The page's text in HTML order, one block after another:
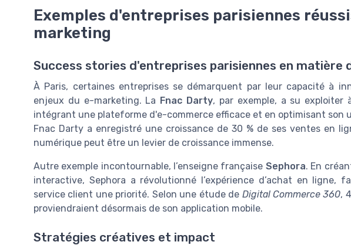
Exemples d'entreprises parisiennes
marketing
Success stories d'entreprises parisiennes en matière
À Paris, certaines entreprises se démarquent par leur capacité à
enjeux du e-marketing. La Fnac Darty, par exemple, a su
intégrant une plateforme d'e-commerce efficace et en optimisant son
Fnac Darty a enregistré une croissance de 30 % de ses ventes en
numérique peut être un levier de croissance immense.
Autre exemple incontournable, l’enseigne française Sephora. En
interactive, Sephora a révolutionné l’expérience d’achat en ligne,
service client une priorité. Selon une étude de Digital Commerce 360,
proviendraient désormais de son application mobile.
Stratégies créatives et impact